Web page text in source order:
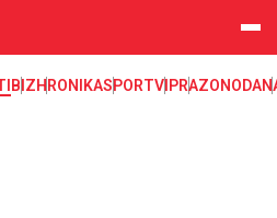
BIZHRONIKASPORTVIPRAZONODA